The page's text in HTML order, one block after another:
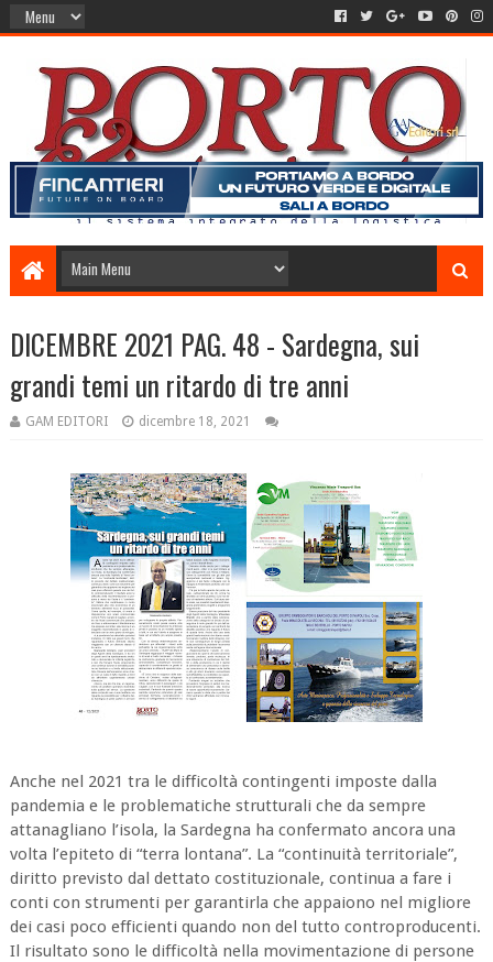
DICEMBRE 2021 PAG. 48 - Sardegna, sui
grandi temi un ritardo di tre anni
GAM EDITORI dicembre 18, 2021
Anche nel 2021 tra le difficoltà contingenti imposte dalla
pandemia e le problematiche strutturali che da sempre
attanagliano l’isola, la Sardegna ha confermato ancora una
volta l’epiteto di “terra lontana”. La “continuità territoriale”,
diritto previsto dal dettato costituzionale, continua a fare i
conti con strumenti per garantirla che appaiono nel migliore
dei casi poco efficienti quando non del tutto controproducenti.
Il risultato sono le difficoltà nella movimentazione di persone